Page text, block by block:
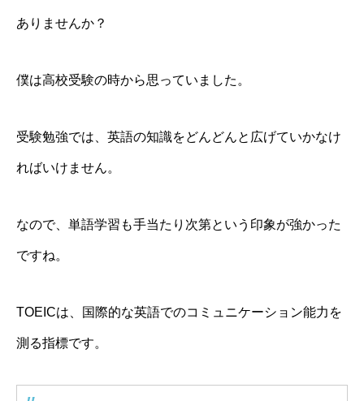
ありませんか？
僕は高校受験の時から思っていました。
受験勉強では、英語の知識をどんどんと広げていかなけ
ればいけません。
なので、単語学習も手当たり次第という印象が強かった
ですね。
TOEICは、 国際的な英語でのコミュニケーション能力を
測る指標です。